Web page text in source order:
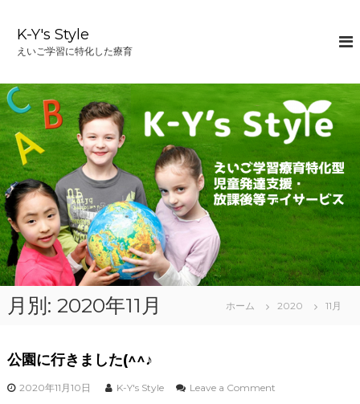
へ
ス
キ
ッ
プ
K-Y's Style
えいご学習に特化した療育
月別: 2020年11月 ホーム 2020 11月
公園に行きました(^^♪
2020年11月10日 K-Y's Style Leave a Commento